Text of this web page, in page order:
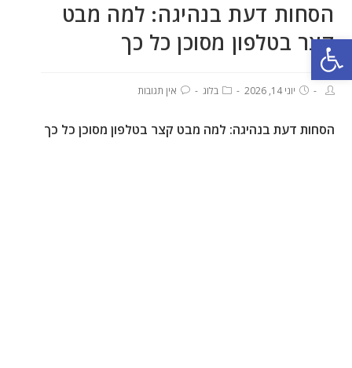
פתח סרגל נגישות
הסחות דעת בנהיגה: למה מבט
קצר בטלפון מסוכן כל כך
יוני 14, 2026 בלוג אין תגובות
הסחות דעת בנהיגה: למה מבט קצר בטלפון מסוכן כל כך